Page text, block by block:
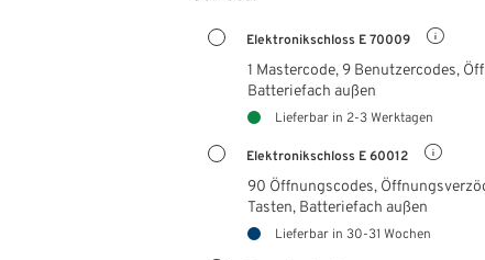
Elektronikschloss E 70009
1 Mastercode, 9 Benutzercodes,
Batteriefach außen
Lieferbar in 2-3 Werktagen
Elektronikschloss E 60012
90 Öffnungscodes,
Tasten, Batteriefach außen
Lieferbar in 30-31 Wochen